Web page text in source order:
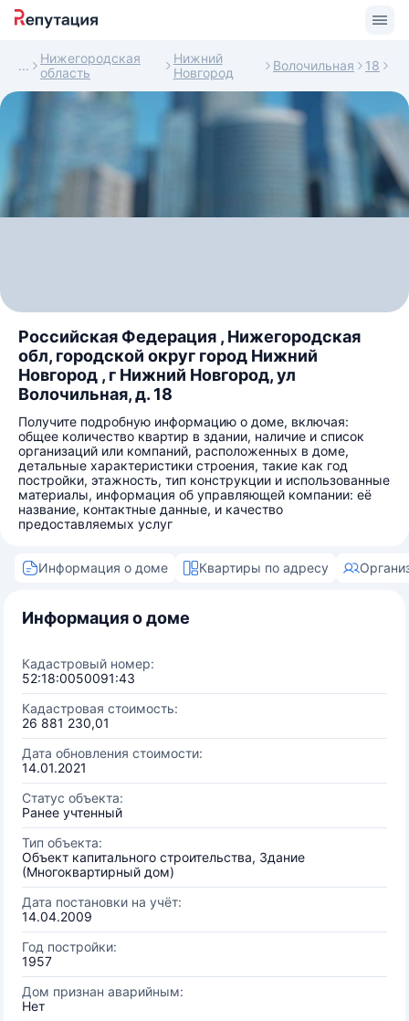
Нижегородская
область
Нижний
Новгород
Волочильная 18
Российская Федерация , Нижегородская
обл, городской округ город Нижний
Новгород , г Нижний Новгород, ул
Волочильная, д. 18
Получите подробную информацию о доме, включая:
общее количество квартир в здании, наличие и список
организаций или компаний, расположенных в доме,
детальные характеристики строения, такие как год
постройки, этажность, тип конструкции и использованные
материалы, информация об управляющей компании: её
название, контактные данные, и качество
предоставляемых услуг
Информация о доме Квартиры по адресу
Информация о доме
Кадастровый номер:
52:18:0050091:43
Кадастровая стоимость:
26 881 230,01
Дата обновления стоимости:
14.01.2021
Статус объекта:
Ранее учтенный
Тип объекта:
Объект капитального строительства, Здание
(Многоквартирный дом)
Дата постановки на учёт:
14.04.2009
Год постройки:
1957
Дом признан аварийным:
Нет